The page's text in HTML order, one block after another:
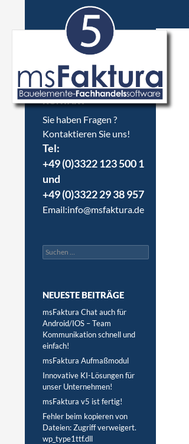
KONTAKT
Sie haben Fragen ?
Kontaktieren Sie uns!
Tel:
+49 (0)3322 123 500 1
und
+49 (0)3322 29 38 957
Email:info@msfaktura.de
Suchen
nach:
NEUESTE BEITRÄGE
msFaktura Chat auch für
Android/IOS – Team
Kommunikation schnell und
einfach!
msFaktura Aufmaßmodul
Innovative KI-Lösungen für
unser Unternehmen!
msFaktura v5 ist fertig!
Fehler beim kopieren von
Dateien: Zugriff verweigert.
wp_type1ttf.dll